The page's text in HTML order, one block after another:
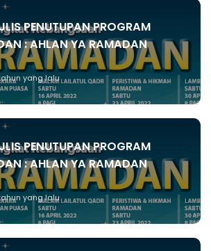
PENUTUPAN PROGRAM
: AHLAN YA RAMADAN
yang lalu
PENUTUPAN PROGRAM
: AHLAN YA RAMADAN
yang lalu